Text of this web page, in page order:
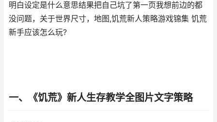
明白设定是什么意思结果把自己坑了第一页我想前边的都
没问题，关于世界尺寸，地图,饥荒新人策略游戏锦集 饥荒
新手应该怎么玩?
一、《饥荒》新人生存教学全图片文字策略